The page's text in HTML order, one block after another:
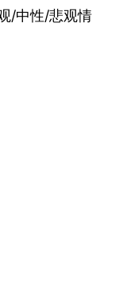
/中性/悲观情